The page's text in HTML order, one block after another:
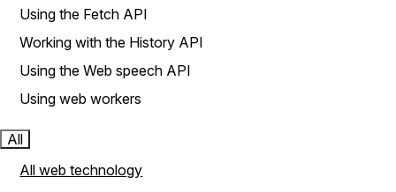
Using the Fetch API
Working with the History API
Using the Web speech API
Using web workers
All
All web technology